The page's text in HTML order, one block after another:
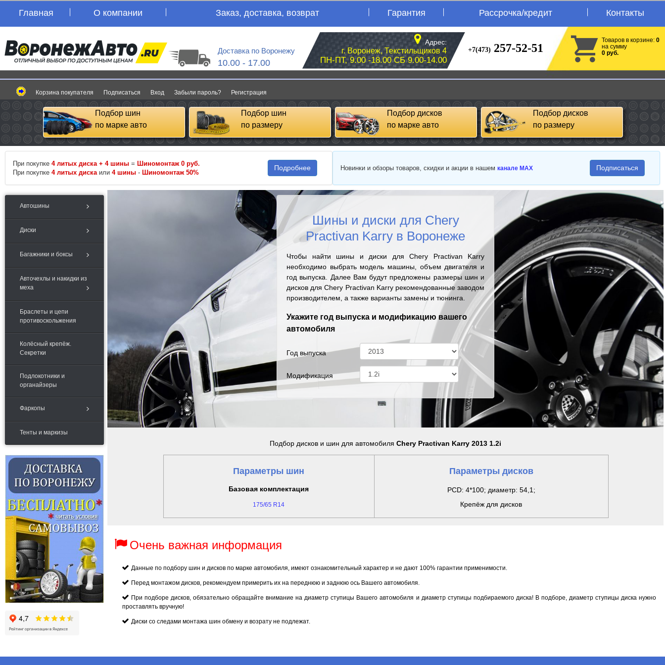
Главная О компании Заказ, доставка, возврат Гарантия Рассрочка/кредит Контакты
Доставка по Воронежу
10.00 - 17.00
Адрес:
г. Воронеж, Текстильщиков 4
ПН-ПТ, 9.00 -18.00 СБ 9.00-14.00
+7(473) 257-52-51
Товаров в корзине: 0
на сумму
0 руб.
Корзина покупателя Подписаться Вход Забыли пароль? Регистрация
Подбор шин
по марке авто
Подбор шин
по размеру
Подбор дисков
по марке авто
Подбор дисков
по размеру
При покупке 4 литых диска + 4 шины = Шиномонтаж 0 руб.
При покупке 4 литых диска или 4 шины - Шиномонтаж 50%
Подробнее Новинки и обзоры товаров, скидки и акции в нашем канале MAX Подписаться
Автошины
Диски
Багажники и боксы
Авточехлы и накидки из
меха
Браслеты и цепи
противоскольжения
Колёсный крепёж.
Секретки
Подлокотники и
органайзеры
Фаркопы
Тенты и маркизы
Шины и диски для Chery
Practivan Karry в Воронеже
Чтобы найти шины и диски для Chery Practivan Karry
необходимо выбрать модель машины, объем двигателя и
год выпуска. Далее Вам будут предложены размеры шин и
дисков для Chery Practivan Karry рекомендованные заводом
производителем, а также варианты замены и тюнинга.
Укажите год выпуска и модификацию вашего
автомобиля
Год выпуска
Модификация
Подбор дисков и шин для автомобиля Chery Practivan Karry 2013 1.2i
Параметры шин
Базовая комплектация
175/65 R14
Параметры дисков
PCD: 4*100; диаметр: 54,1;
Крепёж для дисков
Очень важная информация
Данные по подбору шин и дисков по марке автомобиля, имеют ознакомительный характер и не дают 100% гарантии применимости.
Перед монтажом дисков, рекомендуем примерить их на переднюю и заднюю ось Вашего автомобиля.
При подборе дисков, обязательно обращайте внимание на диаметр ступицы Вашего автомобиля и диаметр ступицы подбираемого диска! В подборе, диаметр ступицы диска нужно
проставлять вручную!
Диски со следами монтажа шин обмену и возрату не подлежат.